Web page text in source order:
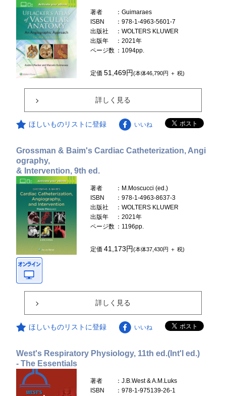
著者
：Guimaraes
ISBN
：978-1-4963-5601-7
出版社
：WOLTERS KLUWER
出版年
：2021年
ページ数 ：1094pp.
定価51,469円(本体46,790円 ＋ 税)
詳しく見る
ほしいものリストに登録 いいね
Grossman & Baim's Cardiac Catheterization, Angi
ography,
& Intervention, 9th ed.
著者
：M.Moscucci (ed.)
ISBN
：978-1-4963-8637-3
出版社
：WOLTERS KLUWER
出版年
：2021年
ページ数 ：1196pp.
定価41,173円(本体37,430円 ＋ 税)
詳しく見る
ほしいものリストに登録 いいね
West's Respiratory Physiology, 11th ed.(Int'l ed.)
- The Essentials
著者
：J.B.West & A.M.Luks
ISBN
：978-1-975139-26-1